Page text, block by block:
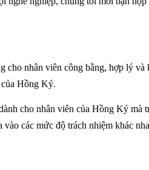
cho nhân viên công bằng, hợp lý
của Hồng Ký.
cho nhân viên của Hồng Ký
các mức độ trách nhiệm khác